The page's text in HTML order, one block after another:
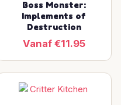
Boss Monster:
Implements of
Destruction
Vanaf €11.95